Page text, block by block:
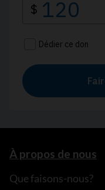
À propos de nous
Que faisons-nous?